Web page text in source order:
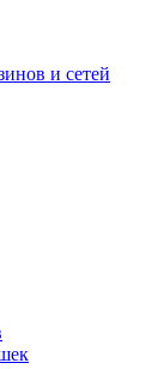
и сетей